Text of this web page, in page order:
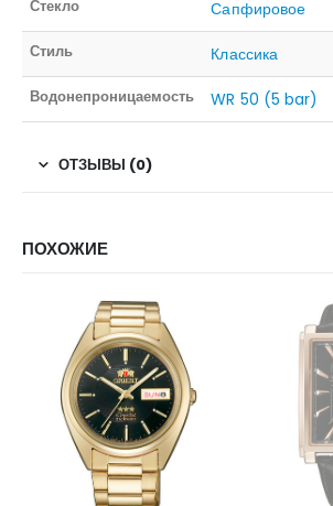
Стекло Сапфировое
Стиль Классика
Водонепроницаемость WR 50 (5 bar)
ОТЗЫВЫ (0)
ПОХОЖИЕ